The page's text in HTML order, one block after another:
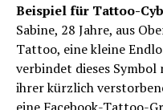
Beispiel für Tattoo-
Sabine, 28 Jahre, aus
Tattoo, eine kleine
verbindet dieses
ihrer kürzlich